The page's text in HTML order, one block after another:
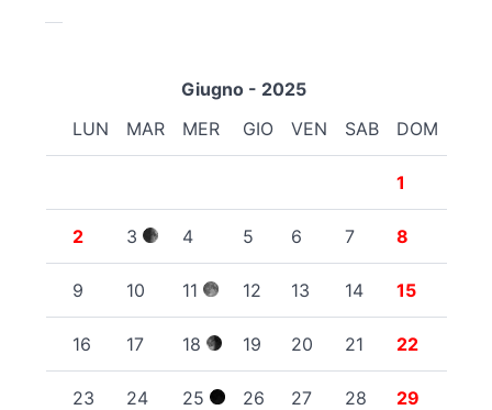
Giugno - 2025
LUN
MAR MER GIO VEN SAB DOM
1
2 3 4 5 6 7 8
9 10 11 12 13 14 15
16 17 18 19 20 21 22
23 24 25 26 27 28 29